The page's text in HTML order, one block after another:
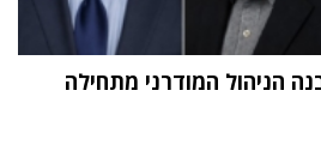
הניהול המודרני מתחילה